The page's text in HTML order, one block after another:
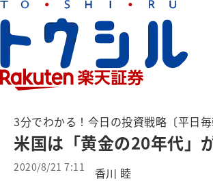
3分でわかる！今日の投資戦略〔平日毎
米国は「黄金の20年代」
2020/8/21 7:11 香川 睦